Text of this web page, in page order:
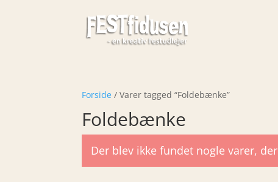
Forside / Varer tagged “Foldebænke”
Foldebænke
Der blev ikke fundet nogle varer,